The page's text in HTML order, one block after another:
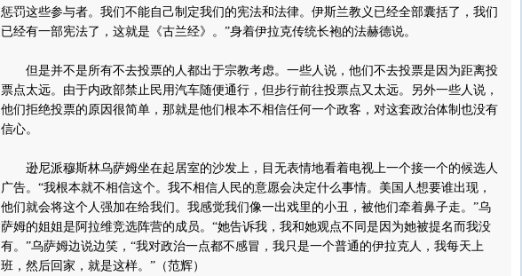
惩罚这些参与者。我们不能自己制定我们的宪法和法律。伊斯兰教义已经全部囊括了，我们
已经有一部宪法了，这就是《古兰经》。”身着伊拉克传统长袍的法赫德说。
但是并不是所有不去投票的人都出于宗教考虑。一些人说，他们不去投票是因为距离投
票点太远。由于内政部禁止民用汽车随便通行，但步行前往投票点又太远。另外一些人说，
他们拒绝投票的原因很简单，那就是他们根本不相信任何一个政客，对这套政治体制也没有
信心。
逊尼派穆斯林乌萨姆坐在起居室的沙发上，目无表情地看着电视上一个接一个的候选人
广告。“我根本就不相信这个。我不相信人民的意愿会决定什么事情。美国人想要谁出现，
他们就会将这个人强加在给我们。我感觉我们像一出戏里的小丑，被他们牵着鼻子走。”乌
萨姆的姐姐是阿拉维竞选阵营的成员。“她告诉我，我和她观点不同是因为她被提名而我没
有。”乌萨姆边说边笑，“我对政治一点都不感冒，我只是一个普通的伊拉克人，我每天上
班，然后回家，就是这样。”（范辉）